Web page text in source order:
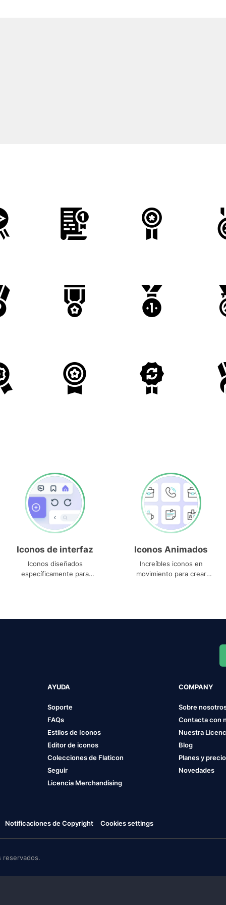
Iconos de interfaz
Iconos diseñados
específicamente para
Iconos Animados
Increíbles iconos en
movimiento para crear
AYUDA
Soporte
FAQs
Estilos de Iconos
Editor de iconos
Colecciones de Flaticon
Seguir
Licencia Merchandising
COMPANY
Sobre
Contacta con
Nuestra
Blog
Planes y
Novedades
Notificaciones de Copyright Cookies settings
reservados.